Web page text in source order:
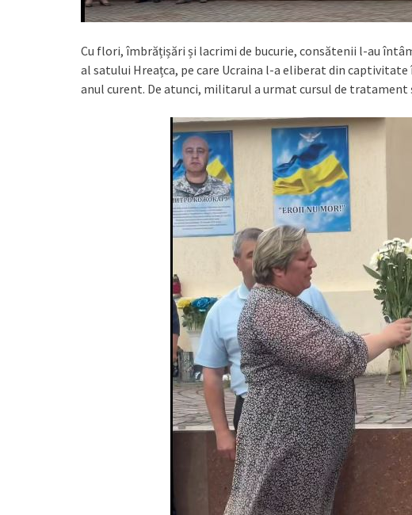
Cu flori, îmbrățișări și lacrimi de bucurie, consătenii l-au
al satului Hreațca, pe care Ucraina l-a eliberat din
anul curent. De atunci, militarul a urmat cursul de tratament